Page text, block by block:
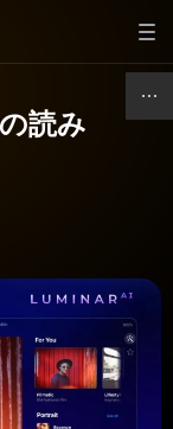
読み